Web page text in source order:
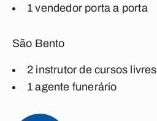
1 vendedor porta a porta
São Bento
2 instrutor de cursos livres
1 agente funerário